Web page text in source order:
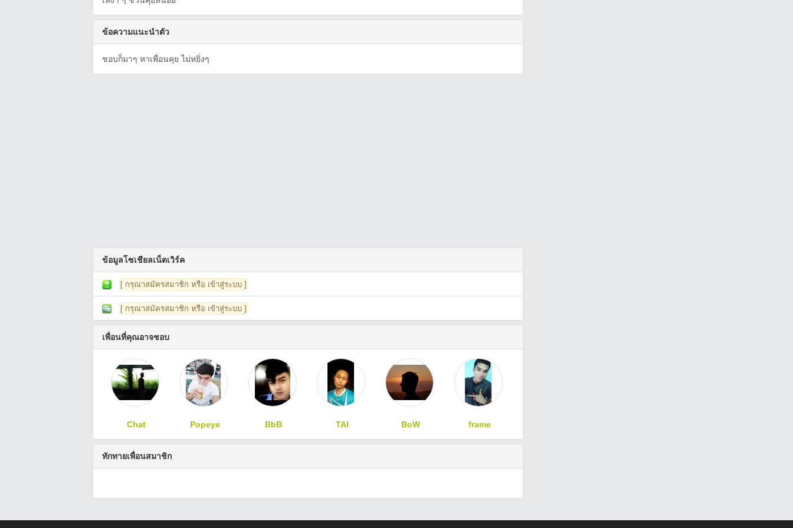
ข้อความแนะนำตัว
ชอบก็มาๆ หาเพื่อนคุย ไม่หยิ่งๆ
ข้อมูลโซเชียลเน็ตเวิร์ค
[ กรุณาสมัครสมาชิก หรือ เข้าสู่ระบบ ]
[ กรุณาสมัครสมาชิก หรือ เข้าสู่ระบบ ]
เพื่อนที่คุณอาจชอบ
Chat Popeye BbB TAI BoW frame
ทักทายเพื่อนสมาชิก